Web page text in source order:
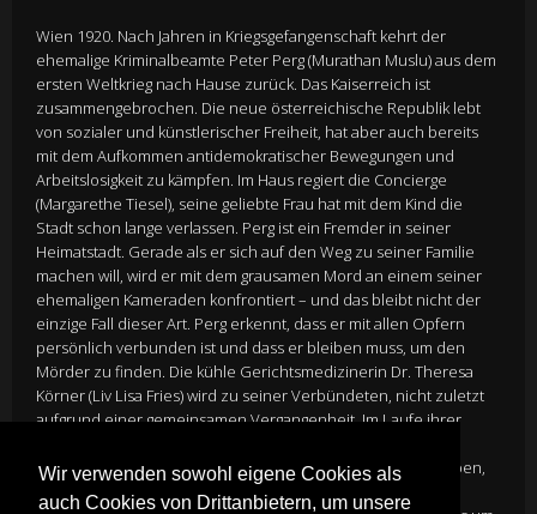
Wir verwenden sowohl eigene Cookies als
auch Cookies von Drittanbietern, um unsere
Wien 1920. Nach Jahren in Kriegsgefangenschaft kehrt der
ehemalige Kriminalbeamte Peter Perg (Murathan Muslu) aus dem
ersten Weltkrieg nach Hause zurück. Das Kaiserreich ist
zusammengebrochen. Die neue österreichische Republik lebt
von sozialer und künstlerischer Freiheit, hat aber auch bereits
mit dem Aufkommen antidemokratischer Bewegungen und
Arbeitslosigkeit zu kämpfen. Im Haus regiert die Concierge
(Margarethe Tiesel), seine geliebte Frau hat mit dem Kind die
Stadt schon lange verlassen. Perg ist ein Fremder in seiner
Heimatstadt. Gerade als er sich auf den Weg zu seiner Familie
machen will, wird er mit dem grausamen Mord an einem seiner
ehemaligen Kameraden konfrontiert – und das bleibt nicht der
einzige Fall dieser Art. Perg erkennt, dass er mit allen Opfern
persönlich verbunden ist und dass er bleiben muss, um den
Mörder zu finden. Die kühle Gerichtsmedizinerin Dr. Theresa
Körner (Liv Lisa Fries) wird zu seiner Verbündeten, nicht zuletzt
aufgrund einer gemeinsamen Vergangenheit. Im Laufe ihrer
brutalen und systematisch vorgehenden Mörder zu tun haben,
sondern auch mit Intrigen innerhalb der Polizei. Peter Perg